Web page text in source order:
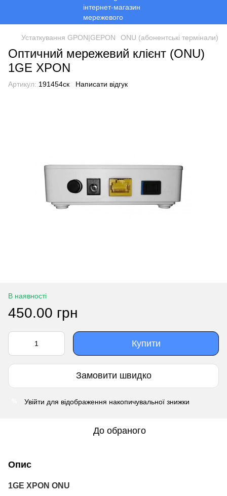
Устаткування GPON|GEPON ONU (абонентські термінали)
Оптичний мережевий клієнт (ONU)
1GE ХPON
Артикул: 191454ск Написати відгук
В наявності
450.00 грн
Купити
Замовити швидко
Увійти для відображення накопичувальної знижки
До обраного
Опис
1GE XPON ONU